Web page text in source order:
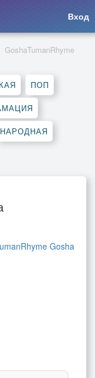
Вход
GoshaTumanRhyme
ПОП
НАРОДНАЯ
Gosha